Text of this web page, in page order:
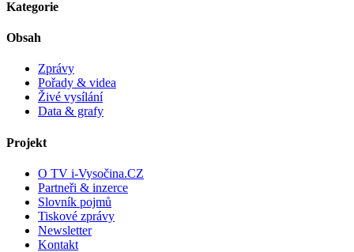
Kategorie
Obsah
Zprávy
Pořady & videa
Živé vysílání
Data & grafy
Projekt
O TV i-Vysočina.CZ
Partneři & inzerce
Slovník pojmů
Tiskové zprávy
Newsletter
Kontakt